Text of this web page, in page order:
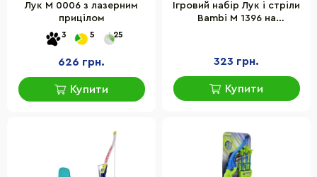
Лук M 0006 з лазерним
прицілом
3 5 25
626 грн.
Купити
Ігровий набір Лук і стріли
Bambi M 1396 на
323 грн.
Купити